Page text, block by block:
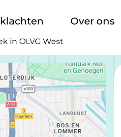
Over ons
in OLVG West